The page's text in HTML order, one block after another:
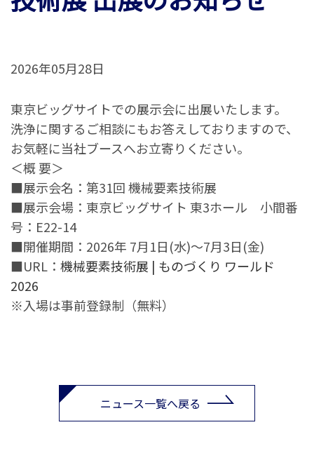
2026年05月28日
東京ビッグサイトでの展示会に出展いたします。
洗浄に関するご相談にもお答えしておりますので、
お気軽に当社ブースへお立寄りください。
＜概 要＞
■展示会名：第31回 機械要素技術展
■展示会場：東京ビッグサイト 東3ホール 小間番
号：E22-14
■開催期間：2026年 7月1日(水)～7月3日(金)
■URL： 機械要素技術展 | ものづくり ワールド
2026
※入場は事前登録制（無料）
ニュース一覧へ戻る